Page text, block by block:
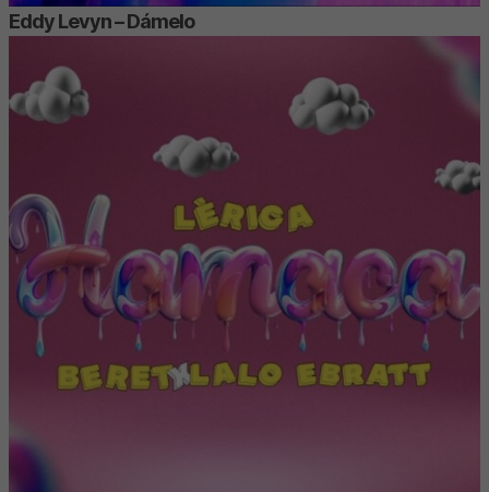
Eddy Levyn – Dámelo